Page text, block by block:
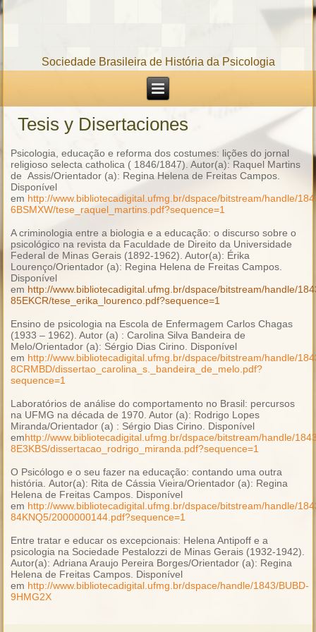
Sociedade Brasileira de História da Psicologia
Tesis y Disertaciones
Psicologia, educação e reforma dos costumes: lições do jornal
religioso selecta catholica ( 1846/1847). Autor(a): Raquel Martins
de Assis/Orientador (a): Regina Helena de Freitas Campos.
Disponível
em http://www.bibliotecadigital.ufmg.br/dspace/bitstream/handle/
6BSMXW/tese_raquel_martins.pdf?sequence=1
A criminologia entre a biologia e a educação: o discurso sobre o
psicológico na revista da Faculdade de Direito da Universidade
Federal de Minas Gerais (1892-1962). Autor(a): Érika
Lourenço/Orientador (a): Regina Helena de Freitas Campos.
Disponível
em http://www.bibliotecadigital.ufmg.br/dspace/bitstream/handle/
85EKCR/tese_erika_lourenco.pdf?sequence=1
Ensino de psicologia na Escola de Enfermagem Carlos Chagas
(1933 – 1962). Autor (a) : Carolina Silva Bandeira de
Melo/Orientador (a): Sérgio Dias Cirino. Disponível
em http://www.bibliotecadigital.ufmg.br/dspace/bitstream/handle/
8CRMBD/dissertao_carolina_s._bandeira_de_melo.pdf?
sequence=1
Laboratórios de análise do comportamento no Brasil: percursos
na UFMG na década de 1970. Autor (a): Rodrigo Lopes
Miranda/Orientador (a) : Sérgio Dias Cirino. Disponível
emhttp://www.bibliotecadigital.ufmg.br/dspace/bitstream/handle/
8E3KBS/dissertacao_rodrigo_miranda.pdf?sequence=1
O Psicólogo e o seu fazer na educação: contando uma outra
história. Autor(a): Rita de Cássia Vieira/Orientador (a): Regina
Helena de Freitas Campos. Disponível
em http://www.bibliotecadigital.ufmg.br/dspace/bitstream/handle/
84KNQ5/2000000144.pdf?sequence=1
Entre tratar e educar os excepcionais: Helena Antipoff e a
psicologia na Sociedade Pestalozzi de Minas Gerais (1932-1942).
Autor(a): Adriana Araujo Pereira Borges/Orientador (a): Regina
Helena de Freitas Campos. Disponível
em http://www.bibliotecadigital.ufmg.br/dspace/handle/1843/BUBD-
9HMG2X